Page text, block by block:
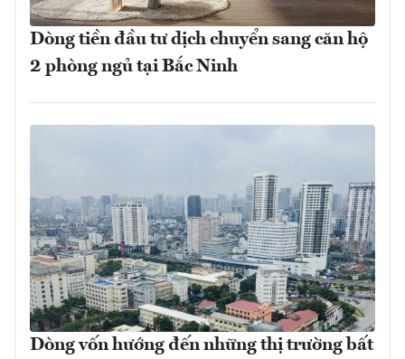
Dòng tiền đầu tư dịch chuyển sang căn hộ
2 phòng ngủ tại Bắc Ninh
Dòng vốn hướng đến những thị trường bất